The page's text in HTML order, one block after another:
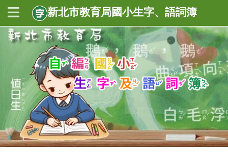
新北市教育局國小生字、語詞簿